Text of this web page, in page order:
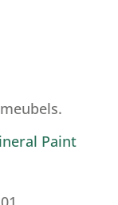
Paint